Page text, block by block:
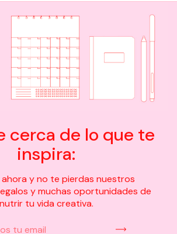
cerca de lo que te
inspira:
y no te pierdas nuestros
y muchas oportunidades de
nutrir tu vida creativa.